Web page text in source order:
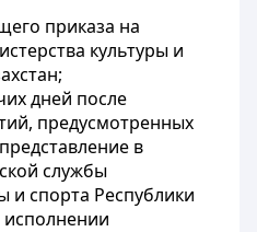
приказа на
культуры и
дней после
предусмотренных
в
службы
и спорта Республики
исполнении